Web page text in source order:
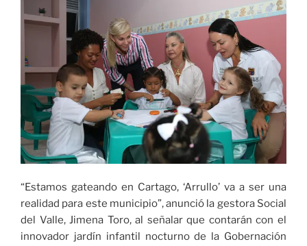
“Estamos gateando en Cartago, ‘Arrullo’ va a ser una
realidad para este municipio”, anunció la gestora Social
del Valle, Jimena Toro, al señalar que contarán con el
innovador jardín infantil nocturno de la Gobernación